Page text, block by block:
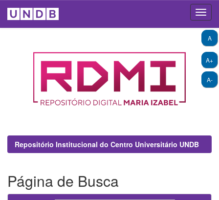
A+
A-
A
Repositório Institucional do Centro Universitário UNDB
Página de Busca